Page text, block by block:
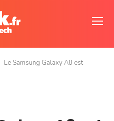
Le Samsung Galaxy A8 est